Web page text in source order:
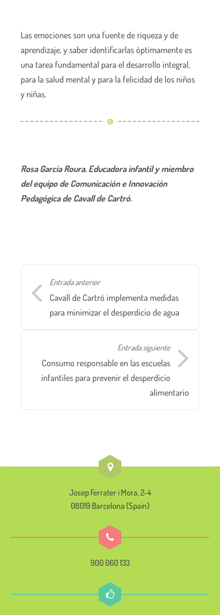
Las emociones son una fuente de riqueza y de
aprendizaje, y saber identificarlas óptimamente es
una tarea fundamental para el desarrollo integral,
para la salud mental y para la felicidad de los niños
y niñas.
Rosa Garcia Roura. Educadora infantil y miembro
del equipo de Comunicación e Innovación
Pedagógica de Cavall de Cartró.
Entrada anterior
Cavall de Cartró implementa medidas
para minimizar el desperdicio de agua
Entrada siguiente
Consumo responsable en las escuelas
infantiles para prevenir el desperdicio
alimentario
Josep Ferrater i Mora, 2-4
08019 Barcelona (Spain)
900 060 133